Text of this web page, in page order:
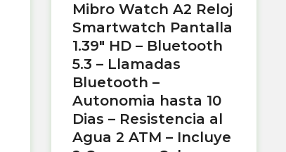
Mibro Watch A2 Reloj
Smartwatch Pantalla
1.39″ HD – Bluetooth
5.3 – Llamadas
Bluetooth –
Autonomia hasta 10
Dias – Resistencia al
Agua 2 ATM – Incluye